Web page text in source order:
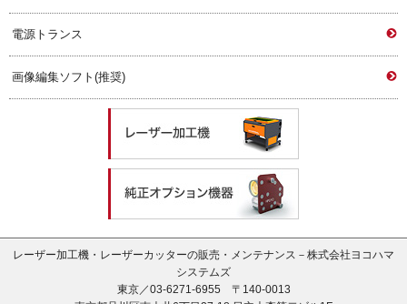
電源トランス
画像編集ソフト(推奨)
レーザー加工機・レーザーカッターの販売・メンテナンス－株式会社ヨコハマ
システムズ
東京／03-6271-6955 〒140-0013